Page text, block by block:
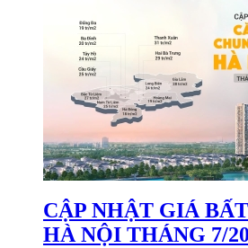
CẬP NHẬT GIÁ
HÀ NỘI THÁNG 7/